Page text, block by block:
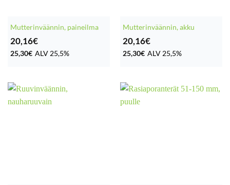
Mutterinväännin, paineilma
20,16€
25,30€ ALV 25,5%
Mutterinväännin, akku
20,16€
25,30€ ALV 25,5%